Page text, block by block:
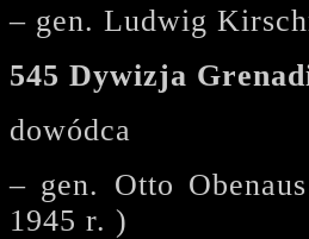
– gen. Ludwig
545 Dywizja
dowódca
– gen. Otto
1945 r. )